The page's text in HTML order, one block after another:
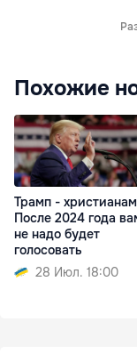
Похожие
Трамп -
После 2024 года
не надо будет
голосовать
28 Июл. 18:00